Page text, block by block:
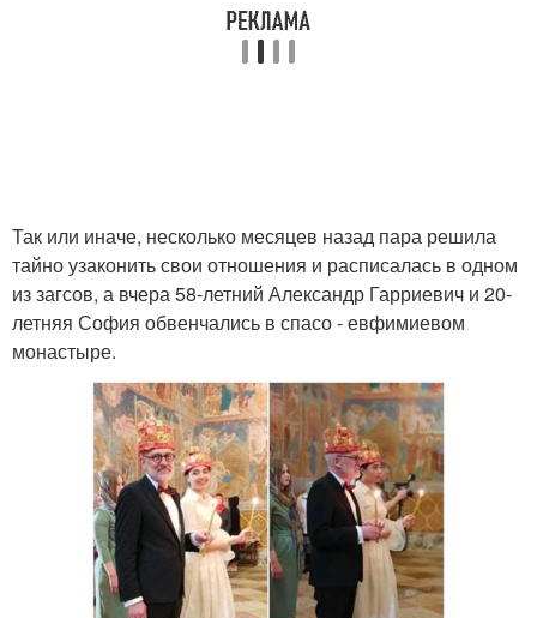
Так или иначе, несколько месяцев назад пара решила
тайно узаконить свои отношения и расписалась в одном
из загсов, а вчера 58-летний Александр Гарриевич и 20-
летняя София обвенчались в спасо - евфимиевом
монастыре.